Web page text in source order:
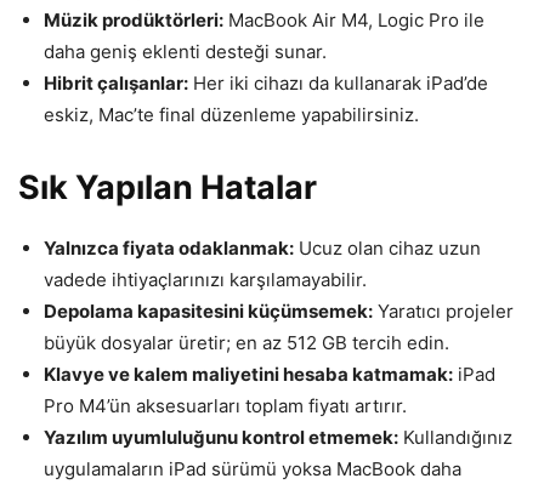
Müzik prodüktörleri: MacBook Air M4, Logic Pro ile
daha geniş eklenti desteği sunar.
Hibrit çalışanlar: Her iki cihazı da kullanarak iPad’de
eskiz, Mac’te final düzenleme yapabilirsiniz.
Sık Yapılan Hatalar
Yalnızca fiyata odaklanmak: Ucuz olan cihaz uzun
vadede ihtiyaçlarınızı karşılamayabilir.
Depolama kapasitesini küçümsemek: Yaratıcı projeler
büyük dosyalar üretir; en az 512 GB tercih edin.
Klavye ve kalem maliyetini hesaba katmamak: iPad
Pro M4’ün aksesuarları toplam fiyatı artırır.
Yazılım uyumluluğunu kontrol etmemek: Kullandığınız
uygulamaların iPad sürümü yoksa MacBook daha